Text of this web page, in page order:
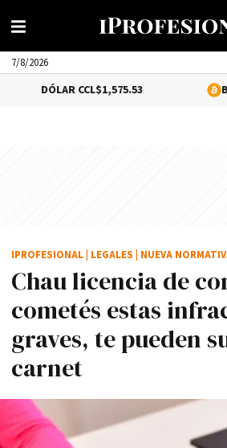
7/8/2026
$1,575.53
Chau licencia de
cometés estas
graves, te pueden
carnet
IPROFESIONAL LEGALES NUEVA